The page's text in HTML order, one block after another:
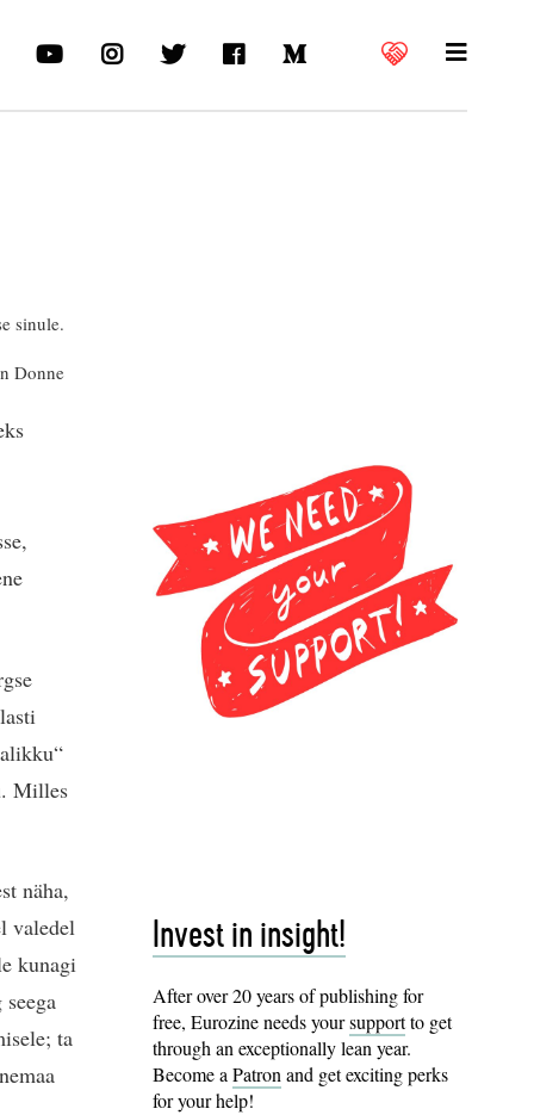
sinule.
Donne
Milles
näha,
valedel
kunagi
ta
Invest in insight!
After over 20 years of publishing for
free, Eurozine needs yoursupportto get
through an exceptionally lean year.
Become aPatronand get exciting perks
for your help!